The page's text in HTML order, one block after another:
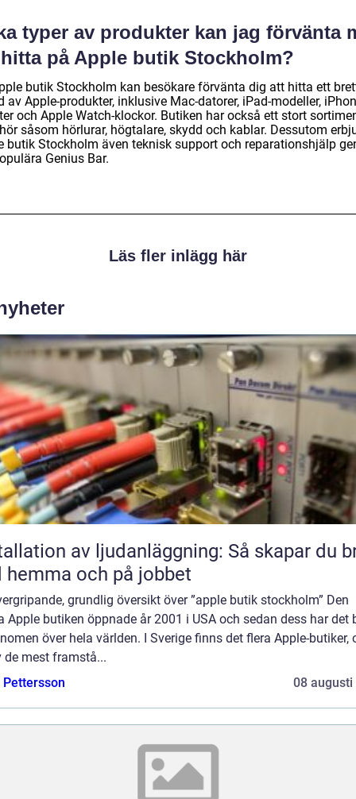
typer av produkter kan jag förvänta
på Apple butik Stockholm?
butik Stockholm kan besökare förvänta dig att hitta ett
av Apple-produkter, inklusive Mac-datorer, iPad-modeller,
och Apple Watch-klockor. Butiken har också ett stort
såsom hörlurar, högtalare, skydd och kablar. Dessutom
butik Stockholm även teknisk support och reparationshjälp
Genius Bar.
Läs fler inlägg här
av ljudanläggning: Så skapar du
hemma och på jobbet
grundlig översikt över ”apple butik stockholm” Den
Apple butiken öppnade år 2001 i USA och sedan dess har det
över hela världen. I Sverige finns det flera Apple-butiker,
de mest framstå...
08 augusti